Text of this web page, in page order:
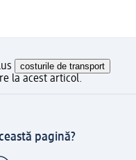
costurile de transport
la acest articol.
pagină?